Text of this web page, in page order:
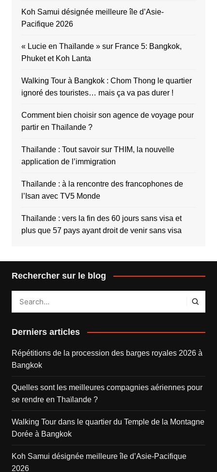
Koh Samui désignée meilleure île d’Asie-
Pacifique 2026
« Lucie en Thaïlande » sur France 5: Bangkok,
Phuket et Koh Lanta
Walking Tour à Bangkok : Chom Thong le quartier
ignoré des touristes… mais ça va pas durer !
Comment bien choisir son agence de voyage pour
partir en Thaïlande ?
Thaïlande : Tout savoir sur THIM, la nouvelle
application de l’immigration
Thaïlande : à la rencontre des francophones de
l’Isan avec TV5 Monde
Thaïlande : vers la fin des 60 jours sans visa et
plus que 57 pays ayant droit de venir sans visa
Rechercher sur le blog
Derniers articles
Répétitions de la procession des barges royales 2026 à
Bangkok
Quelles sont les meilleures compagnies aériennes pour
se rendre en Thaïlande ?
Walking Tour dans le quartier du Temple de la Montagne
Dorée à Bangkok
Koh Samui désignée meilleure île d’Asie-Pacifique
2026